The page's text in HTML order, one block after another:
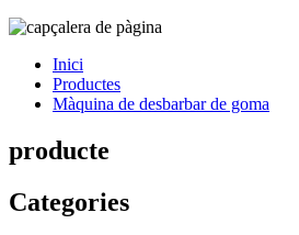
Inici
Productes
Màquina de desbarbar de goma
producte
Categories